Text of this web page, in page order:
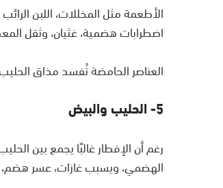
الأطعمة مثل المخللات، اللبن
اضطرابات هضمية، غثيان، وثقل
العناصر الحامضة تُفسد مذاق
5- الحليب والبيض
رغم أن الإفطار غالبًا يجمع بين
الهضمي، ويسبب غازات، عسر هضم،